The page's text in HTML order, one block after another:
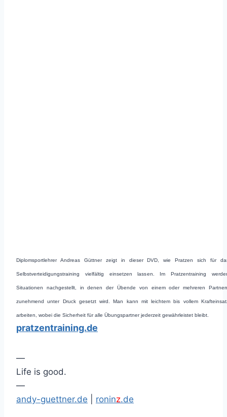
Diplomsportlehrer Andreas Güttner zeigt in dieser DVD, wie Pratzen sich für
Selbstverteidigungstraining vielfältig einsetzen lassen. Im Pratzentraining
Situationen nachgestellt, in denen der Übende von einem oder mehreren
zunehmend unter Druck gesetzt wird. Man kann mit leichtem bis vollem
arbeiten, wobei die Sicherheit für alle Übungspartner jederzeit gewährleistet bleibt.
pratzentraining.de
—
Life is good.
—
andy-guettner.de
roninz.de